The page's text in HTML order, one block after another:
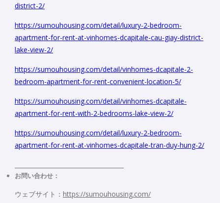
district-2/
https://sumouhousing.com/detail/luxury-2-bedroom-
apartment-for-rent-at-vinhomes-dcapitale-cau-giay-district-
lake-view-2/
https://sumouhousing.com/detail/vinhomes-dcapitale-2-
bedroom-apartment-for-rent-convenient-location-5/
https://sumouhousing.com/detail/vinhomes-dcapitale-
apartment-for-rent-with-2-bedrooms-lake-view-2/
https://sumouhousing.com/detail/luxury-2-bedroom-
apartment-for-rent-at-vinhomes-dcapitale-tran-duy-hung-2/
お問い合わせ：
ウェブサイト： https://sumouhousing.com/